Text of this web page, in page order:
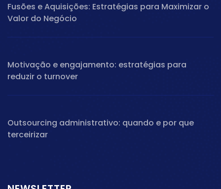
Fusões e Aquisições: Estratégias para Maximizar o
Valor do Negócio
Motivação e engajamento: estratégias para
reduzir o turnover
Outsourcing administrativo: quando e por que
terceirizar